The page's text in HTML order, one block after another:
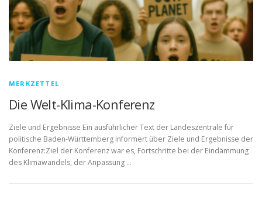
MERKZETTEL
Die Welt-Klima-Konferenz
Ziele und Ergebnisse Ein ausführlicher Text der Landeszentrale für
politische Baden-Württemberg informert über Ziele und Ergebnisse der
Konferenz:Ziel der Konferenz war es, Fortschritte bei der Eindämmung
des Klimawandels, der Anpassung …